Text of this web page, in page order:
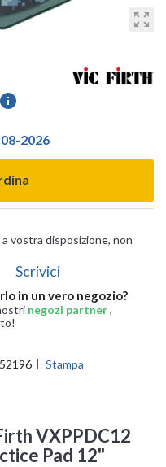
zoom_out_map
info
2026
vostra disposizione, non
Scrivici
in un vero negozio?
negozi partner,
Stampa
VXPPDC12
Pad 12"